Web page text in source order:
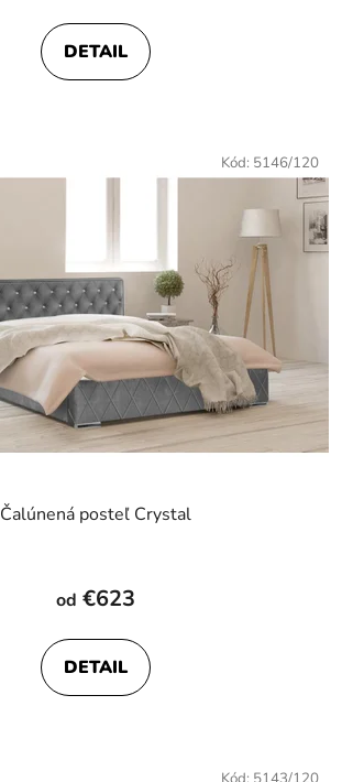
je
5,0
DETAIL
Čalúnená posteľ Crystal
od €623
DETAIL
Kód: 5146/120